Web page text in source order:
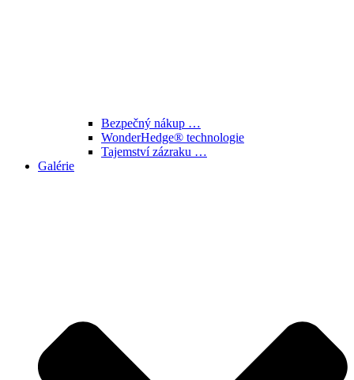
Bezpečný nákup …
WonderHedge® technologie
Tajemství zázraku …
Galérie